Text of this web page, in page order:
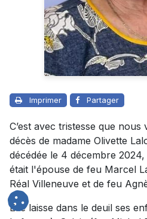
Imprimer Partager
C’est avec tristesse que
décès de madame Olivette
décédée le 4 décembre
était l'épouse de feu Marcel
Réal Villeneuve et de feu
Elle laisse dans le deuil ses